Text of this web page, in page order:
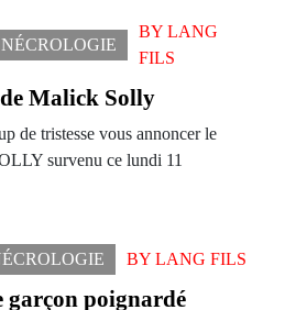
NÉCROLOGIE
BY LANG
FILS
Malick Solly
de tristesse vous annoncer le
survenu ce lundi 11
BY LANG FILS
poignardé